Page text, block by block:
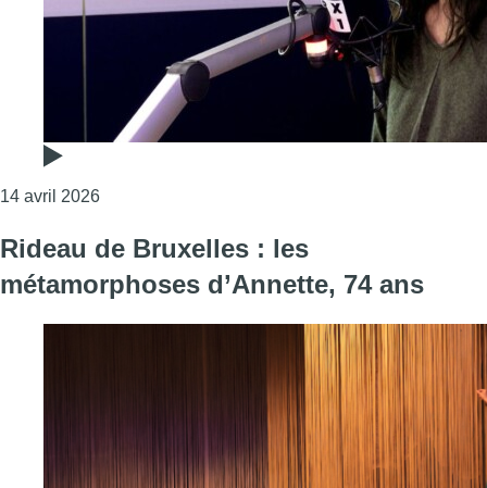
14 avril 2026Consulter l'article "Lis-moi tout, le festival qui
Rideau de Bruxelles : les
métamorphoses d’Annette, 74 ans